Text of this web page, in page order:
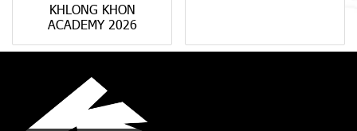
KHLONG KHON
ACADEMY 2026